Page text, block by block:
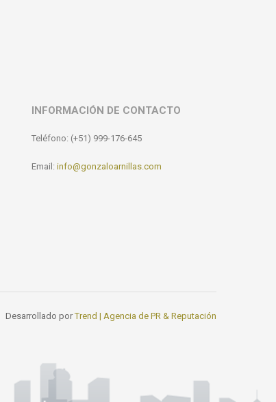
INFORMACIÓN DE CONTACTO
Teléfono: (+51) 999-176-645
Email: info@gonzaloarnillas.com
Desarrollado porTrend | Agencia de PR & Reputación